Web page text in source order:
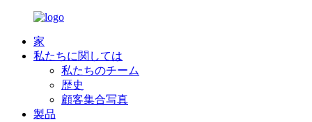
家
私たちに関しては
私たちのチーム
歴史
顧客集合写真
製品